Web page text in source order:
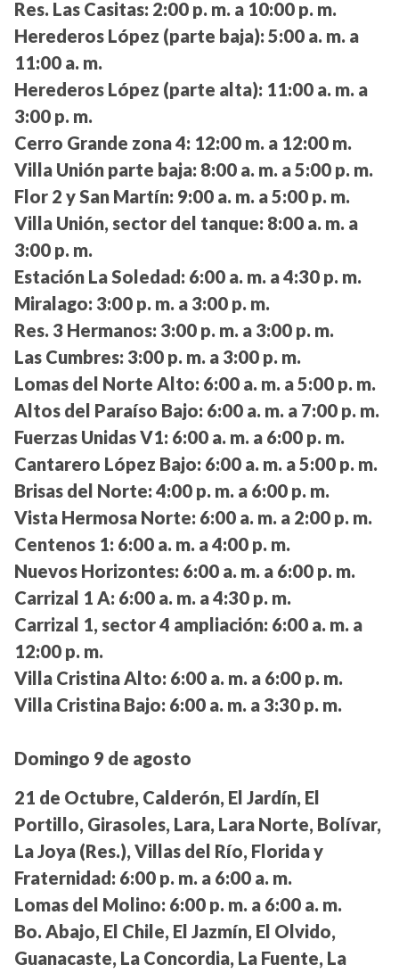
Res. Las Casitas: 2:00 p. m. a 10:00 p. m.
Herederos López (parte baja): 5:00 a. m. a
11:00 a. m.
Herederos López (parte alta): 11:00 a. m. a
3:00 p. m.
Cerro Grande zona 4: 12:00 m. a 12:00 m.
Villa Unión parte baja: 8:00 a. m. a 5:00 p. m.
Flor 2 y San Martín: 9:00 a. m. a 5:00 p. m.
Villa Unión, sector del tanque: 8:00 a. m. a
3:00 p. m.
Estación La Soledad: 6:00 a. m. a 4:30 p. m.
Miralago: 3:00 p. m. a 3:00 p. m.
Res. 3 Hermanos: 3:00 p. m. a 3:00 p. m.
Las Cumbres: 3:00 p. m. a 3:00 p. m.
Lomas del Norte Alto: 6:00 a. m. a 5:00 p. m.
Altos del Paraíso Bajo: 6:00 a. m. a 7:00 p. m.
Fuerzas Unidas V1: 6:00 a. m. a 6:00 p. m.
Cantarero López Bajo: 6:00 a. m. a 5:00 p. m.
Brisas del Norte: 4:00 p. m. a 6:00 p. m.
Vista Hermosa Norte: 6:00 a. m. a 2:00 p. m.
Centenos 1: 6:00 a. m. a 4:00 p. m.
Nuevos Horizontes: 6:00 a. m. a 6:00 p. m.
Carrizal 1 A: 6:00 a. m. a 4:30 p. m.
Carrizal 1, sector 4 ampliación: 6:00 a. m. a
12:00 p. m.
Villa Cristina Alto: 6:00 a. m. a 6:00 p. m.
Villa Cristina Bajo: 6:00 a. m. a 3:30 p. m.
Domingo 9 de agosto
21 de Octubre, Calderón, El Jardín, El
Portillo, Girasoles, Lara, Lara Norte, Bolívar,
La Joya (Res.), Villas del Río, Florida y
Fraternidad: 6:00 p. m. a 6:00 a. m.
Lomas del Molino: 6:00 p. m. a 6:00 a. m.
Bo. Abajo, El Chile, El Jazmín, El Olvido,
Guanacaste, La Concordia, La Fuente, La